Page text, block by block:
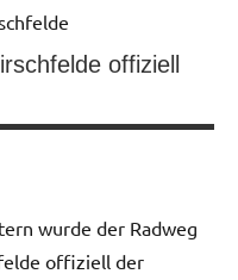
offiziell
wurde der Radweg
offiziell der